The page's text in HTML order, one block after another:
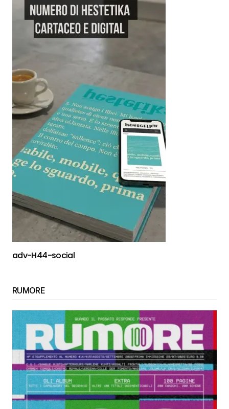
adv-H44-social
RUMORE